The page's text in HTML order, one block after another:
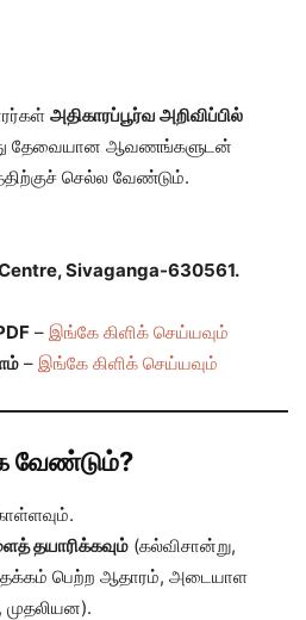
அதிகாரப்பூர்வ அறிவிப்பில்
தேவையான ஆவணங்களுடன்
செல்ல வேண்டும்.
Sivaganga-630561.
– இங்கே கிளிக் செய்யவும்
– இங்கே கிளிக் செய்யவும்
வேண்டும்?
தயாரிக்கவும் (கல்விசான்று,
பெற்ற ஆதாரம், அடையாள
முதலியன).